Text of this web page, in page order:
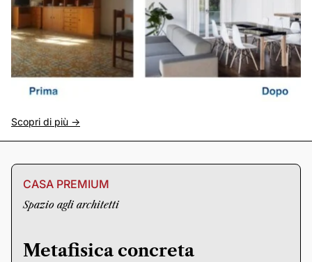
Scopri di più ->
CASA PREMIUM
Spazio agli architetti
Metafisica concreta